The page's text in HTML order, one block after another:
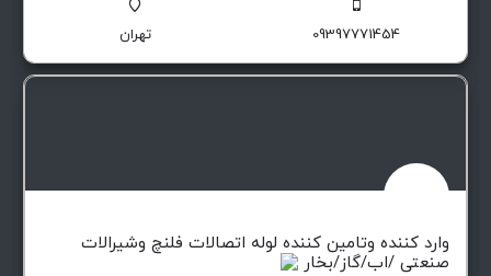
قطعات یدکی توربین رستون TA1750 & 1500 ساخت زیمنس دارای برگ سبز
09397771454
تهران
وارد کننده وتامین کننده لوله اتصالات فلنچ وشیرالات
صنعتی /اب/گاز/بخار